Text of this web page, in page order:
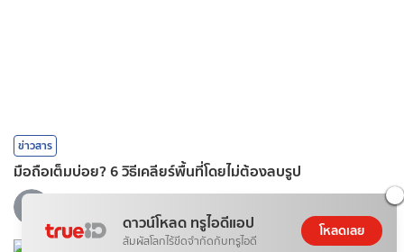
ข่าวสาร
มือถือเต็มบ่อย? 6 วิธีเคลียร์พื้นที่โดยไม่ต้องลบรูป
07 ส.ค. 2026
ดาวน์โหลด ทรูไอดีแอป
สัมผัสโลกไร้ขีดจำกัดกับทรูไอดี
โหลดเลย